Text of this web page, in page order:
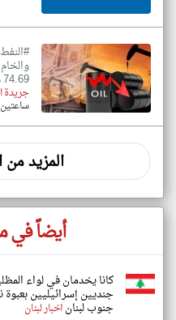
74.69 دولار للبرميل
جريدة
ساعتين
المزيد من
أيضاً في
جنديين إسرائيليين
جنوب لبناناخبار لبنان